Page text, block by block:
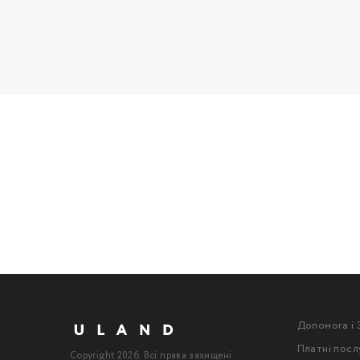
Copyright 2026. Всі права захищені.
Допомога і
Платні